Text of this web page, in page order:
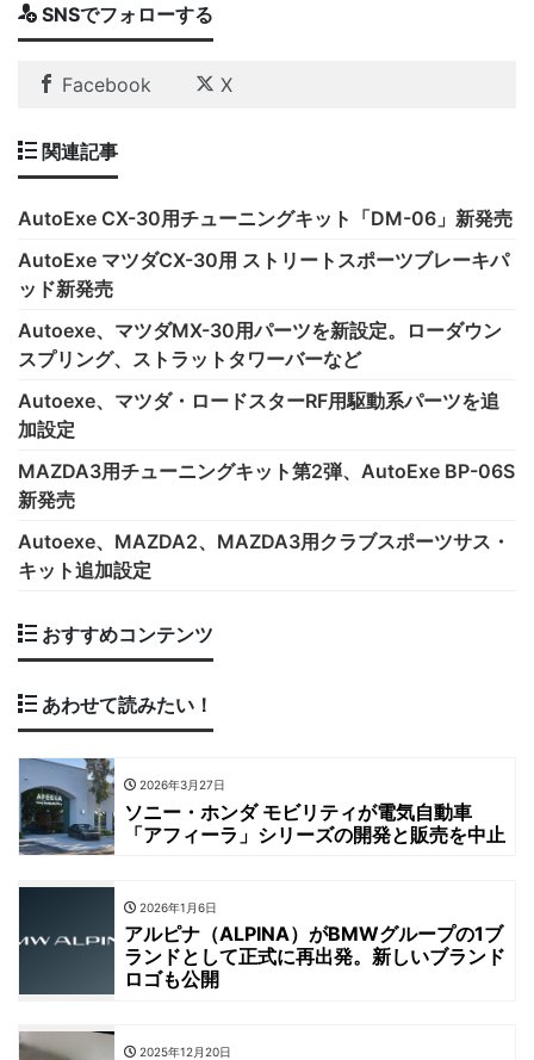
SNSでフォローする
Facebook X
関連記事
AutoExe CX-30用チューニングキット「DM-06」新発売
AutoExe マツダCX-30用 ストリートスポーツブレーキパ
ッド新発売
Autoexe、マツダMX-30用パーツを新設定。ローダウン
スプリング、ストラットタワーバーなど
Autoexe、マツダ・ロードスターRF用駆動系パーツを追
加設定
MAZDA3用チューニングキット第2弾、AutoExe BP-06S
新発売
Autoexe、MAZDA2、MAZDA3用クラブスポーツサス・
キット追加設定
おすすめコンテンツ
あわせて読みたい！
2026年3月27日
ソニー・ホンダ モビリティが電気自動車
「アフィーラ」シリーズの開発と販売を中止
2026年1月6日
アルピナ（ALPINA）がBMWグループの1ブ
ランドとして正式に再出発。新しいブランド
ロゴも公開
2025年12月20日